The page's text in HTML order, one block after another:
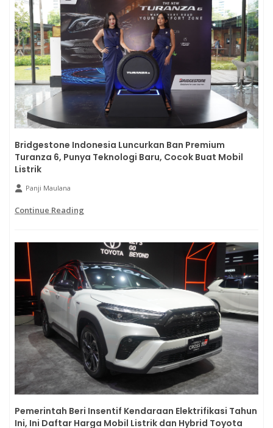
Bridgestone Indonesia Luncurkan Ban Premium
Turanza 6, Punya Teknologi Baru, Cocok Buat Mobil
Listrik
Panji Maulana
Continue Reading
Pemerintah Beri Insentif Kendaraan Elektrifikasi Tahun
Ini, Ini Daftar Harga Mobil Listrik dan Hybrid Toyota